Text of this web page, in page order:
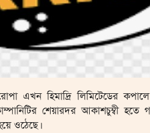
এখন হিমাদ্রি লিমিটেডের
শেয়ারদর আকাশচুম্বী হতে
ওঠেছে।